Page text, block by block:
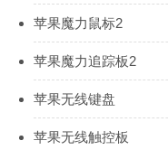
苹果魔力鼠标2
苹果魔力追踪板2
苹果无线键盘
苹果无线触控板